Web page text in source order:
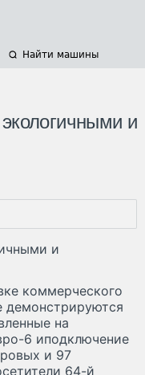
Найти машины
и
и
коммерческого
демонстрируются
на
6 иподключение
и 97
64-й